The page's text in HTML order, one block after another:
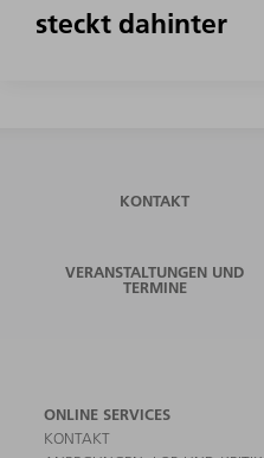
steckt dahinter
KONTAKT
VERANSTALTUNGEN UND
TERMINE
ONLINE SERVICES
KONTAKT